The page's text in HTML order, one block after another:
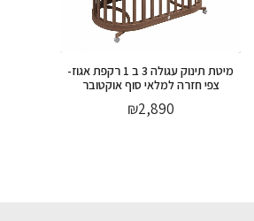
מיטת תינוק עגולה 3 ב 1 רקפת אגוז-
צפי חזרה למלאי סוף אוקטובר
₪2,890